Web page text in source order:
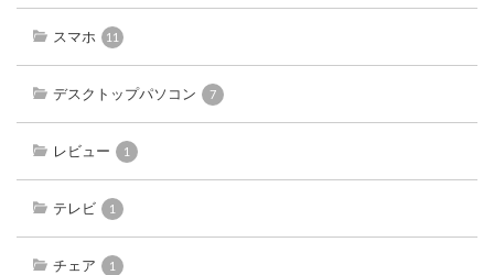
スマホ 11
デスクトップパソコン 7
レビュー 1
テレビ 1
チェア 1